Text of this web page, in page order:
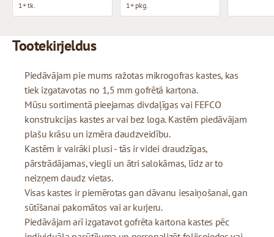
1+ tk. 1+ pkg.
Tootekirjeldus
Piedāvājam pie mums ražotas mikrogofras kastes, kas
tiek izgatavotas no 1,5 mm gofrētā kartona.
Mūsu sortimentā pieejamas divdaļīgas vai FEFCO
konstrukcijas kastes ar vai bez loga. Kastēm piedāvājam
plašu krāsu un izmēra daudzveidību.
Kastēm ir vairāki plusi - tās ir videi draudzīgas,
pārstrādājamas, viegli un ātri salokāmas, līdz ar to
neizņem daudz vietas.
Visas kastes ir piemērotas gan dāvanu iesaiņošanai, gan
sūtīšanai pakomātos vai ar kurjeru.
Piedāvājam arī izgatavot gofrēta kartona kastes pēc